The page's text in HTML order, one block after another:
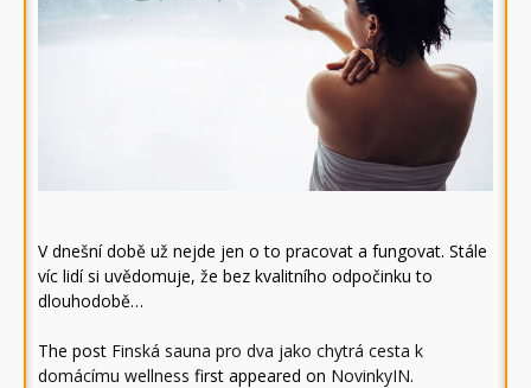
V dnešní době už nejde jen o to pracovat a fungovat. Stále
víc lidí si uvědomuje, že bez kvalitního odpočinku to
dlouhodobě…
The post Finská sauna pro dva jako chytrá cesta k
domácímu wellness first appeared on NovinkyIN.